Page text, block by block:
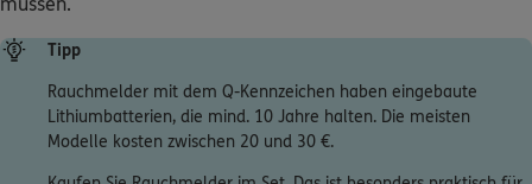
Tipp
Rauchmelder mit dem Q-Kennzeichen haben eingebaute
Lithiumbatterien, die mind. 10 Jahre halten. Die meisten
Modelle kosten zwischen 20 und 30 €.
Kaufen Sie Rauchmelder im Set. Das ist besonders praktisch für
Mehrfamilienhäuser, da sich die Rauchmelder vernetzen lassen.